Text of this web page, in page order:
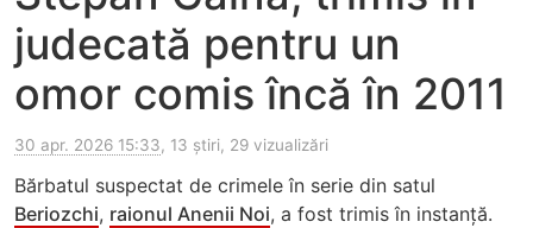
judecată pentru un
omor comis încă în 2011
30 apr. 2026 15:33, 13 știri, 29 vizualizări
Bărbatul suspectat de crimele în serie din satul
Beriozchi, raionul Anenii Noi, a fost trimis în instanță.